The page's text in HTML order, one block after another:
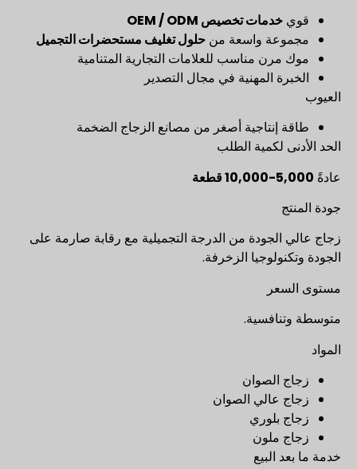
قوي خدمات تخصيص OEM / ODM
مجموعة واسعة من حلول تغليف مستحضرات التجميل
موك مرن مناسب للعلامات التجارية المتنامية
الخبرة المهنية في مجال التصدير
العيوب
طاقة إنتاجية أصغر من مصانع الزجاج الضخمة
الحد الأدنى لكمية الطلب
عادةً 5,000-10,000 قطعة
جودة المنتج
زجاج عالي الجودة من الدرجة التجميلية مع رقابة صارمة على
الجودة وتكنولوجيا الزخرفة.
مستوى السعر
متوسطة وتنافسية.
المواد
زجاج الصوان
زجاج عالي الصوان
زجاج بلوري
زجاج ملون
خدمة ما بعد البيع